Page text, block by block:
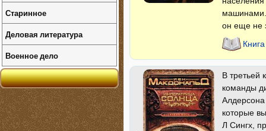
машинами.
он еще не
В третьей
команды
которые
Л Сингх,
Старинное
Деловая литература
Военное дело